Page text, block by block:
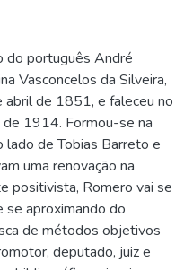
português André
Vasconcelos da Silveira,
abril de 1851, e faleceu no
de 1914. Formou-se na
lado de Tobias Barreto e
uma renovação na
positivista, Romero vai se
aproximando do
de métodos objetivos
deputado, juiz e